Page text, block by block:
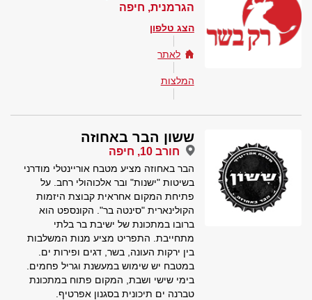
הגרמנית, חיפה
הצג טלפון
לאתר
המלצות
ששון הבר באחוזה
חורב 10, חיפה
הבר באחוזה מציע מטבח אוריינטלי מודרני
בשיטות "ישנות" ובר אלכוהולי רחב. על
פתיחת המקום אחראית קבוצת היזמות
הקולינארית "סינטה בר". הקונספט הוא
ברובו במתכונת של ישיבת בר בלתי
מתחייבת. התפריט מציע מנות המשלבות
בין ירקות העונה, בשר, דגים ופירות ים.
במטבח יש שימוש במעשנת וגריל פחמים.
בימי שישי ושבת, המקום פתוח במתכונת
טברנה ים תיכונית בסגנון אפרטיף.